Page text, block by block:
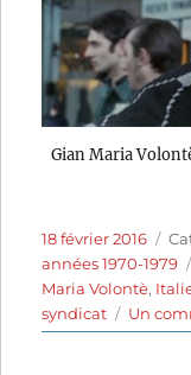
Gian Maria
Publié
le
18 février 2016
années 1970-1979
Maria Volontè,
syndicat
Un